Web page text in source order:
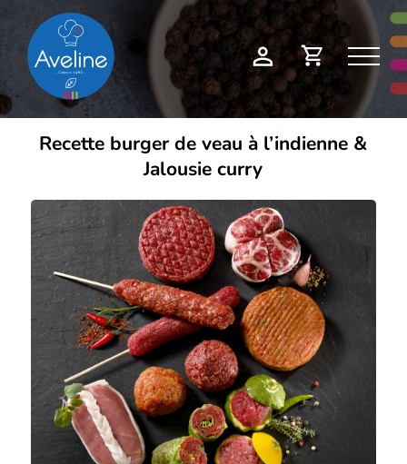
Mon
compte
Demande
de
devis
Recette burger de veau à l’indienne &
Jalousie curry
Panneau de gestion des cookies